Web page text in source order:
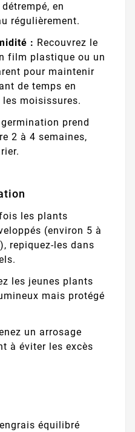
en
régulièrement.
: Recouvrez le
film plastique ou un
pour maintenir
de temps en
moisissures.
prend
2 à 4 semaines,
les plants
(environ 5 à
repiquez-les dans
les jeunes plants
mais protégé
un arrosage
à éviter les excès
équilibré